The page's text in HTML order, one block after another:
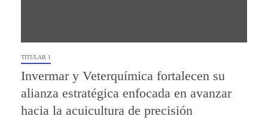
TITULAR 1
Invermar y Veterquímica fortalecen su
alianza estratégica enfocada en avanzar
hacia la acuicultura de precisión